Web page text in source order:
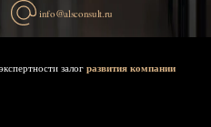
info@alsconsult.ru
залог развития компании